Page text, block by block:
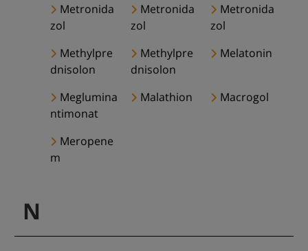
Metronida
zol
Metronida
zol
Metronida
zol
Methylpre
dnisolon
Methylpre
dnisolon
Melatonin
Meglumina
ntimonat
Malathion Macrogol
Meropene
m
N